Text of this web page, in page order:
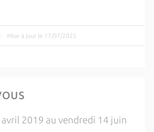
Mise à jour le 17/07/2025
2019 au vendredi 14 juin